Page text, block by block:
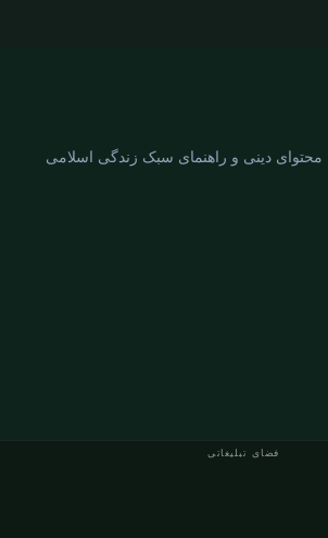
فضای تبلیغاتی
محتوای دینی و راهنمای سبک زندگی اسلامی